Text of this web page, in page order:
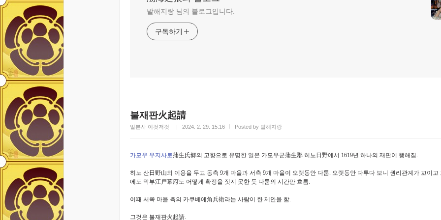
발해지랑 님의 블로그입니다.
구독하기
불재판火起請
일본사 이것저것 2024. 2. 29. 15:16 Posted by 발해지랑
가모우 우지사토蒲生氏郷의 고향으로 유명한 일본 가모우군蒲生郡 히노 日野에서 1619년 하나의 재판이 행해짐 .
히노 산日野山의 이용을 두고 동측 9개 마을과 서측 9개 마을이 오랫동안 다툼. 오랫동안 다투다 보니 권리관계가 꼬이고
에도 막부江戸幕府도 어떻게 확정을 짓지 못한 듯 다툼의 시간만 흐름.
이때 서쪽 마을 측의 카쿠베에 角兵衛라는 사람이 한 제안을 함.
그것은 불재판火起請.